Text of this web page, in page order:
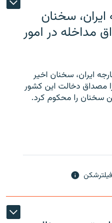
سخنان
مداخله در امور
ایران، سخنان اخیر
مصداق دخالت این کشور
سخنان را محکوم کرد.